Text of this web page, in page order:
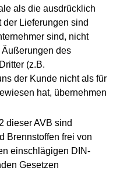
als die ausdrücklich
Lieferungen sind
sind, nicht
des
(z.B.
der Kunde nicht als für
hat, übernehmen
dieser AVB sind
Brennstoffen frei von
einschlägigen DIN-
Gesetzen